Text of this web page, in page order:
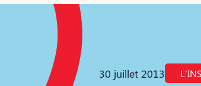
30 juillet 2013